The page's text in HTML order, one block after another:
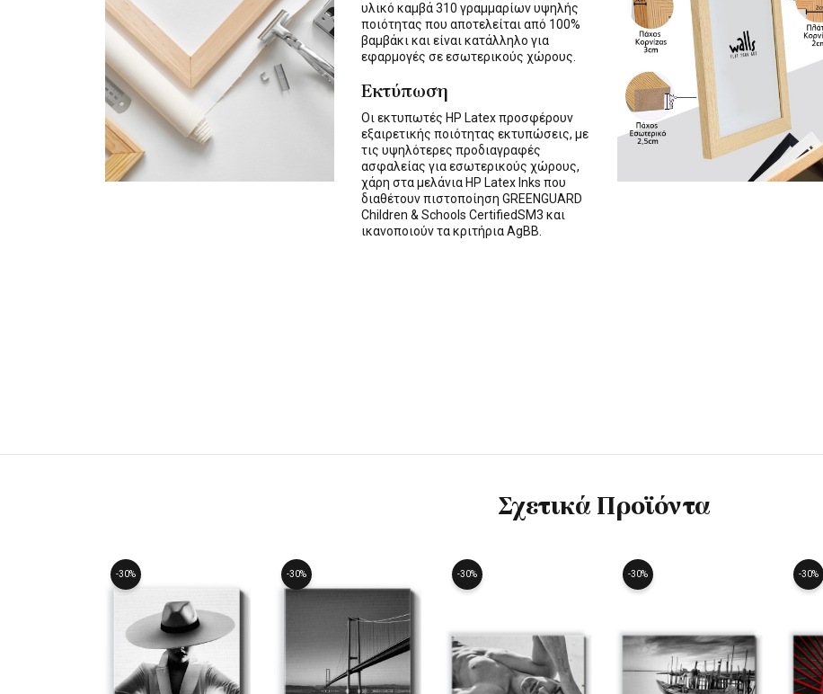
υλικό καμβά 310 γραμμαρίων υψηλής
ποιότητας που αποτελείται από 100%
βαμβάκι και είναι κατάλληλο για
εφαρμογές σε εσωτερικούς χώρους.
Εκτύπωση
Οι εκτυπωτές HP Latex προσφέρουν
εξαιρετικής ποιότητας εκτυπώσεις, με
τις υψηλότερες προδιαγραφές
ασφαλείας για εσωτερικούς χώρους,
χάρη στα μελάνια HP Latex Inks που
διαθέτουν πιστοποίηση GREENGUARD
Children & Schools CertifiedSM3 και
ικανοποιούν τα κριτήρια AgBB.
Σχετικά Προϊόντα
-30% -30% -30% -30% -30%